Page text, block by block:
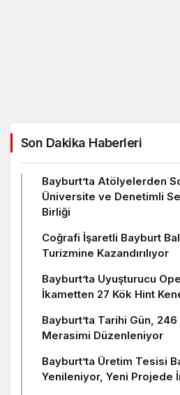
Son Dakika Haberleri
Bayburt’ta Atölyelerden
Üniversite ve Denetimli
Birliği
Coğrafi İşaretli Bayburt
Turizmine Kazandırılıyor
Bayburt’ta Uyuşturucu
İkametten 27 Kök Hint
Bayburt’ta Tarihi Gün,
Merasimi Düzenleniyor
Bayburt’ta Üretim Tesisi
Yenileniyor, Yeni Projede